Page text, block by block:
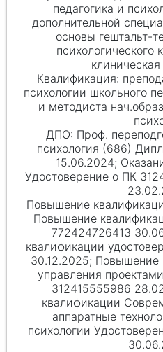
педагогика и
дополнительной
основы гештальт-
психологического
психологии школьного
и методиста
Проф.
психология (686)
15.06.2024;
Удостоверение о ПК
Повышение
772424726413
квалификации
30.12.2025;
управления
312415555986
квалификации
аппаратные
психологии